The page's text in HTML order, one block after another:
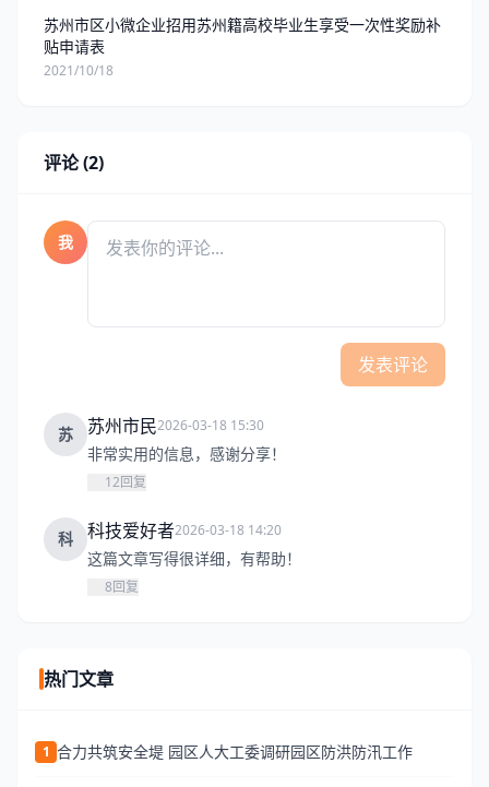
苏州市区小微企业招用苏州籍高校毕业生享受一次性奖励补
贴申请表
2021/10/18
评论 (2)
我
发表评论
苏 苏州市民2026-03-18 15:30
非常实用的信息，感谢分享！
12回复
科 科技爱好者2026-03-18 14:20
这篇文章写得很详细，有帮助！
8回复
热门文章
1 合力共筑安全堤 园区人大工委调研园区防洪防汛工作